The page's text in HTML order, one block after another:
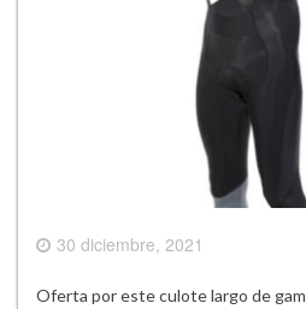
30 diciembre, 2021
Oferta por este culote largo de